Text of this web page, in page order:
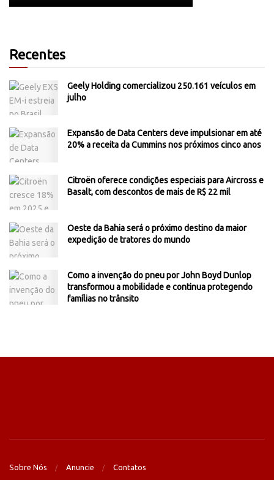
Recentes
Geely Holding comercializou 250.161 veículos em
julho
Expansão de Data Centers deve impulsionar em até
20% a receita da Cummins nos próximos cinco anos
Citroën oferece condições especiais para Aircross e
Basalt, com descontos de mais de R$ 22 mil
Oeste da Bahia será o próximo destino da maior
expedição de tratores do mundo
Como a invenção do pneu por John Boyd Dunlop
transformou a mobilidade e continua protegendo
famílias no trânsito
Sobre Nós Anuncie Contatos